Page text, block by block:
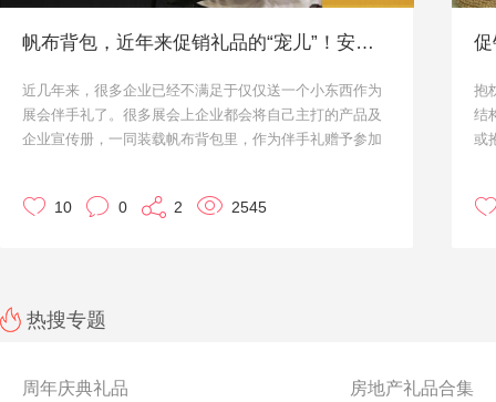
帆布背包，近年来促销礼品的“宠儿”！安排上了！
近几年来，很多企业已经不满足于仅仅送一个小东西作为
展会伴手礼了。很多展会上企业都会将自己主打的产品及
企业宣传册，一同装载帆布背包里，作为伴手礼赠予参加
的帆布背包在某种程度上也是可以给企业做二次宣传和曝
往这些在你看来简单的印刷文字和图案，都是通过精心的
设计和排版。我们已经为上万家企业定制促销礼品，凭借
无论是在款式上还是印刷工艺上，都是行业内最优质的。
10 0 2 2545
抱
结
或
伴
热搜专题
周年庆典礼品 房地产礼品合集